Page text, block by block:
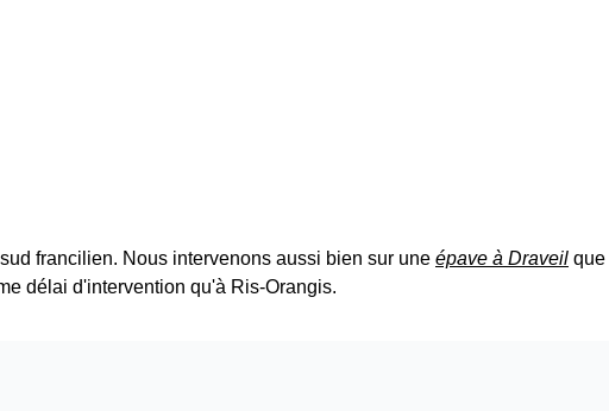
francilien. Nous intervenons aussi bien sur une épave à Draveil que
délai d'intervention qu'à Ris-Orangis.